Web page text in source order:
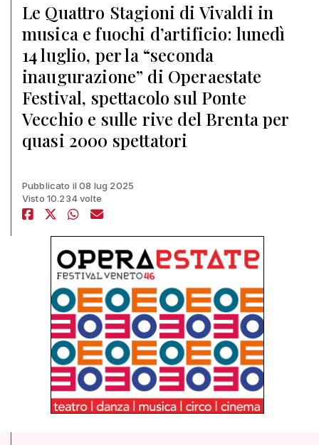
Le Quattro Stagioni di Vivaldi in
musica e fuochi d’artificio: lunedì
14 luglio, per la “seconda
inaugurazione” di Operaestate
Festival, spettacolo sul Ponte
Vecchio e sulle rive del Brenta per
quasi 2000 spettatori
Pubblicato il 08 lug 2025
Visto 10.234 volte